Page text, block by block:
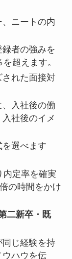
ニートの内
者の強みを
超えます。
れた面接対
入社後の働
社後のイメ
選べます
内定率を確実
の時間をかけ
二新卒・既
じ経験を持
ハウを伝